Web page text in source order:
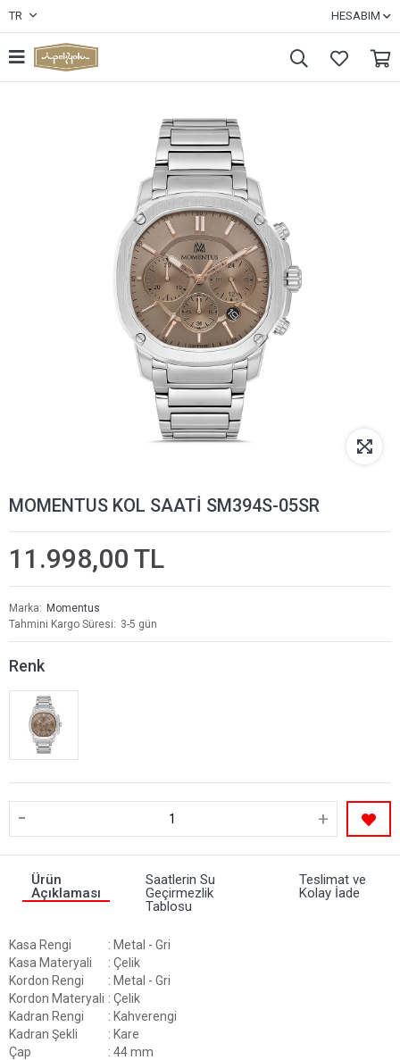
TR HESABIM
MOMENTUS KOL SAATİ SM394S-05SR
11.998,00 TL
Marka
Momentus
Tahmini Kargo Süresi
3-5 gün
Renk
- +
Ürün
Açıklaması
Saatlerin Su
Geçirmezlik
Tablosu
Teslimat ve
Kolay İade
Kasa Rengi
: Metal - Gri
Kasa Materyali
: Çelik
Kordon Rengi
: Metal - Gri
Kordon Materyali : Çelik
Kadran Rengi
: Kahverengi
Kadran Şekli
: Kare
Çap
: 44 mm